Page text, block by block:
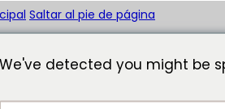
Saltar al pie de página
We've detected you might be